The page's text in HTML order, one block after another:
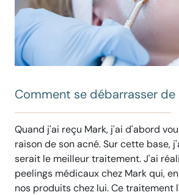
Comment se débarrasser de
Quand j'ai reçu Mark, j'ai d'abord
raison de son acné. Sur cette base,
serait le meilleur traitement. J'ai
peelings médicaux chez Mark qui,
nos produits chez lui. Ce traitement